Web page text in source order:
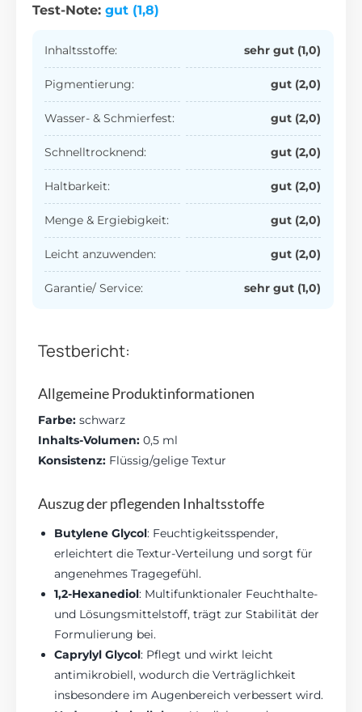
Test-Note: gut (1,8)
Inhaltsstoffe: sehr gut (1,0)
Pigmentierung: gut (2,0)
Wasser- & Schmierfest: gut (2,0)
Schnelltrocknend: gut (2,0)
Haltbarkeit: gut (2,0)
Menge & Ergiebigkeit: gut (2,0)
Leicht anzuwenden: gut (2,0)
Garantie/ Service: sehr gut (1,0)
Testbericht:
Allgemeine Produktinformationen
Farbe:schwarz
Inhalts-Volumen:0,5 ml
Konsistenz: Flüssig/gelige Textur
Auszug der pflegenden Inhaltsstoffe
Butylene Glycol: Feuchtigkeitsspender,
erleichtert die Textur-Verteilung und sorgt für
angenehmes Tragegefühl.
1,2-Hexanediol: Multifunktionaler Feuchthalte-
und Lösungsmittelstoff, trägt zur Stabilität der
Formulierung bei.
Caprylyl Glycol: Pflegt und wirkt leicht
antimikrobiell, wodurch die Verträglichkeit
insbesondere im Augenbereich verbessert wird.